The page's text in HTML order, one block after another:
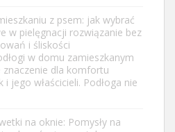
z psem: jak wybrać
w pielęgnacji rozwiązanie bez
i śliskości
w domu zamieszkanym
dla komfortu
jego właścicieli. Podłoga nie
na oknie: Pomysły na